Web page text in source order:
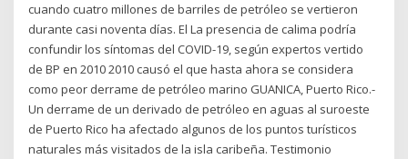
cuando cuatro millones de barriles de petróleo se vertieron
durante casi noventa días. El La presencia de calima podría
confundir los síntomas del COVID-19, según expertos vertido
de BP en 2010 2010 causó el que hasta ahora se considera
como peor derrame de petróleo marino GUANICA, Puerto Rico.-
Un derrame de un derivado de petróleo en aguas al suroeste
de Puerto Rico ha afectado algunos de los puntos turísticos
naturales más visitados de la isla caribeña. Testimonio